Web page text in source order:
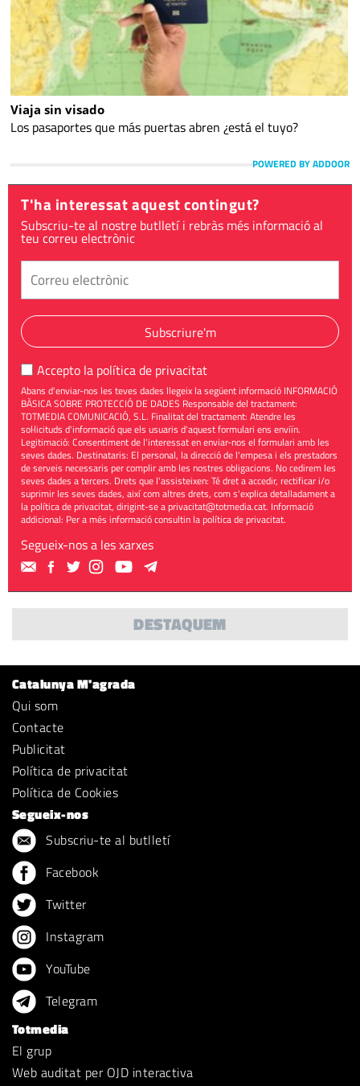
Viaja sin visado
Los pasaportes que más puertas abren ¿está el tuyo?
POWERED BY ADDOOR
T'ha interessat aquest contingut?
Subscriu-te al nostre butlletí i rebràs més informació al
teu correu electrònic
Subscriure'm
Accepto la política de privacitat
Abans d'enviar-nos les teves dades llegeix la següent informació INFORMACIÓ
BÀSICA SOBRE PROTECCIÓ DE DADES Responsable del tractament:
TOTMEDIA COMUNICACIÓ, S.L. Finalitat del tractament: Atendre les
sol·licituds d'informació que els usuaris d'aquest formulari ens enviïn.
Legitimació: Consentiment de l'interessat en enviar-nos el formulari amb les
seves dades. Destinataris: El personal, la direcció de l'empesa i els prestadors
de serveis necessaris per complir amb les nostres obligacions. No cedirem les
seves dades a tercers. Drets que l'assisteixen: Té dret a accedir, rectificar i/o
suprimir les seves dades, així com altres drets, com s'explica detalladament a
la política de privacitat, dirigint-se aprivacitat@totmedia.cat. Informació
addicional: Per a més informació consultin lapolítica de privacitat.
Segueix-nos a les xarxes
DESTAQUEM
Catalunya M'agrada
Qui som
Contacte
Publicitat
Política de privacitat
Política de Cookies
Segueix-nos
Subscriu-te al butlletí
Facebook
Twitter
Instagram
YouTube
Telegram
Totmedia
El grup
Web auditat per OJD interactiva